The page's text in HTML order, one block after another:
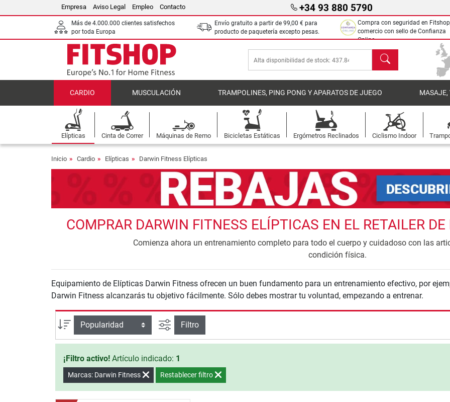
Empresa Aviso Legal Empleo Contacto +34 93 880 5790
Más de 4.000.000 clientes satisfechos
por toda Europa
Envío gratuito a partir de 99,00 € para
producto de paquetería excepto pesas.
Compra con seguridad en
comercio con sello de Confianza
Online.
Buscar
CARDIO MUSCULACIÓN TRAMPOLINES, PING PONG Y APARATOS DE JUEGO MASAJE,
Elípticas Cinta de Correr Máquinas de Remo Bicicletas Estáticas Ergómetros Reclinados Ciclismo Indoor
Inicio Cardio Elípticas Darwin Fitness Elípticas
COMPRAR DARWIN FITNESS ELÍPTICAS EN EL RETAILER
Comienza ahora un entrenamiento completo para todo el cuerpo y cuidadoso con las
condición física.
Equipamiento de Elípticas Darwin Fitness ofrecen un buen fundamento para un entrenamiento efectivo, por
Darwin Fitness alcanzarás tu objetivo fácilmente. Sólo debes mostrar tu voluntad, empezando a entrenar.
Ordenar por Busqueda avanzada
Filtro
¡Filtro activo! Artículo indicado: 1
Marcas: Darwin Fitness Restablecer filtro